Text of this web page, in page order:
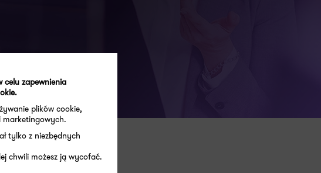
celu zapewnienia
plików cookie,
marketingowych.
tylko z niezbędnych
chwili możesz ją wycofać.